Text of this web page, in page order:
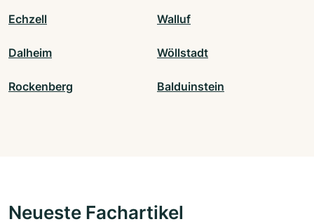
Echzell Walluf
Dalheim Wöllstadt
Rockenberg Balduinstein
Neueste Fachartikel